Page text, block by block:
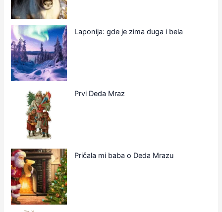
Laponija: gde je zima duga i bela
Prvi Deda Mraz
Pričala mi baba o Deda Mrazu